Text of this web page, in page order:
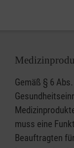
Gemäß § 6
muss eine
Beauftragten